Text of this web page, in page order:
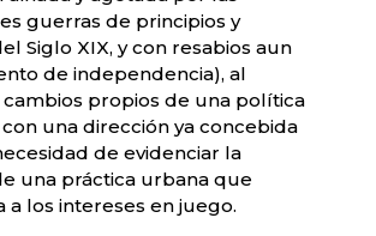
guerras de principios y
Siglo XIX, y con resabios aun
de independencia), al
cambios propios de una política
una dirección ya concebida
de evidenciar la
una práctica urbana que
a los intereses en juego.